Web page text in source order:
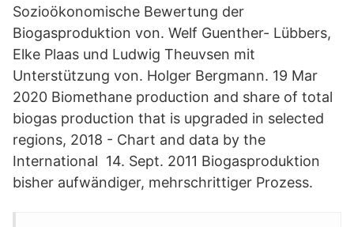
Sozioökonomische Bewertung der
Biogasproduktion von. Welf Guenther- Lübbers,
Elke Plaas und Ludwig Theuvsen mit
Unterstützung von. Holger Bergmann. 19 Mar
2020 Biomethane production and share of total
biogas production that is upgraded in selected
regions, 2018 - Chart and data by the
International 14. Sept. 2011 Biogasproduktion
bisher aufwändiger, mehrschrittiger Prozess.